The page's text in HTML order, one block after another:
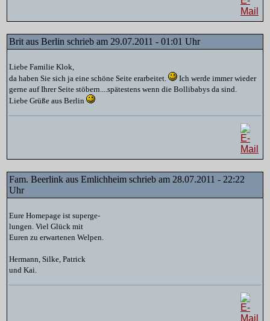
Brit aus Berlin schrieb am 29.07.2011 - 01:01 Uhr
Liebe Familie Klok,
da haben Sie sich ja eine schöne Seite erarbeitet.
Ich werde immer wieder
gerne auf Ihrer Seite stöbern....spätestens wenn die Bollibabys da sind.
Liebe Grüße aus Berlin
Fam. Beerlink aus Emlichheim schrieb am 28.07.2011 - 22:22
Uhr
Eure Homepage ist superge-
lungen. Viel Glück mit
Euren zu erwartenen Welpen.
Hermann, Silke, Patrick
und Kai.